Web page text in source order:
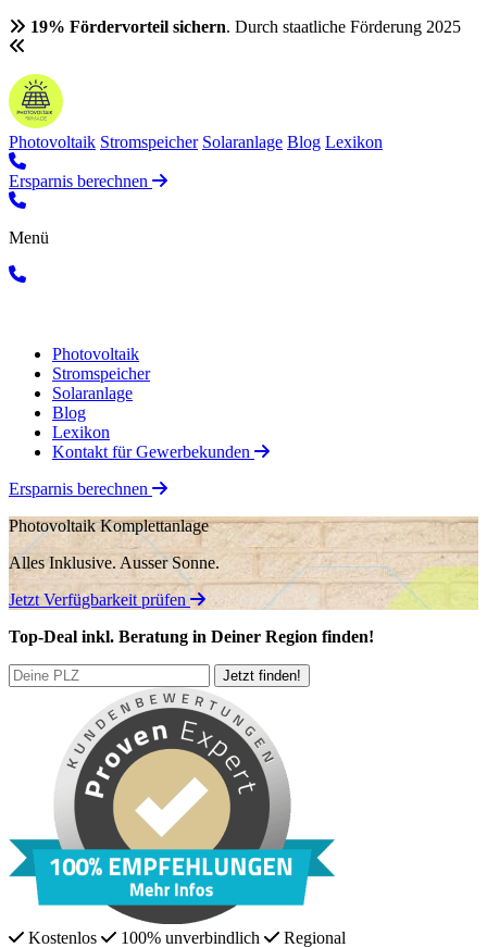
19% Fördervorteil sichern. Durch staatliche Förderung 2025
Photovoltaik Stromspeicher Solaranlage Blog Lexikon
Ersparnis berechnen
Menü
Photovoltaik
Stromspeicher
Solaranlage
Blog
Lexikon
Kontakt für Gewerbekunden
Ersparnis berechnen
Photovoltaik Komplettanlage
Alles Inklusive. Ausser Sonne.
Jetzt Verfügbarkeit prüfen
Top-Deal inkl. Beratung in Deiner Region finden!
Kostenlos 100% unverbindlich
Regional